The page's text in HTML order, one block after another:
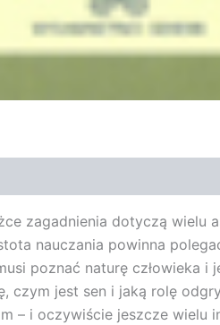
zagadnienia dotyczą wielu
nauczania powinna
poznać naturę człowieka
czym jest sen i jaką rolę
– i oczywiście jeszcze